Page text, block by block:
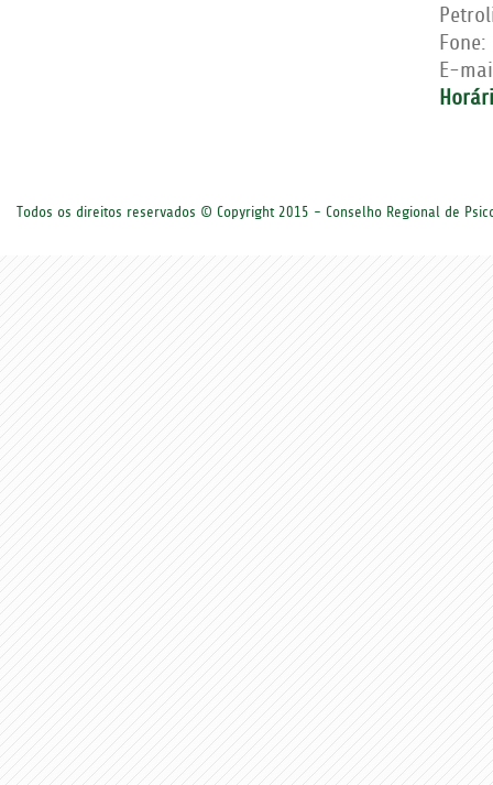
Fone:
E-
Todos os direitos reservados © Copyright 2015 - Conselho Regional de